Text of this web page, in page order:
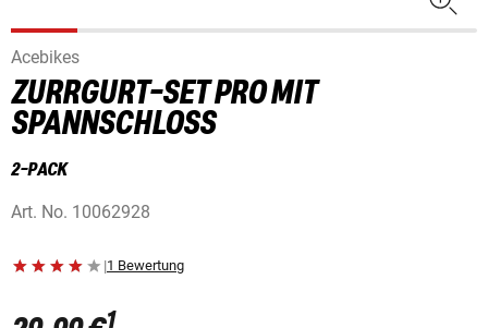
Acebikes
ZURRGURT-SET PRO MIT
SPANNSCHLOSS
2-PACK
Art. No. 10062928
|1 Bewertung
1